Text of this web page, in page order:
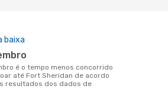
baixa
até Fort Sheridan de acordo
resultados dos dados de